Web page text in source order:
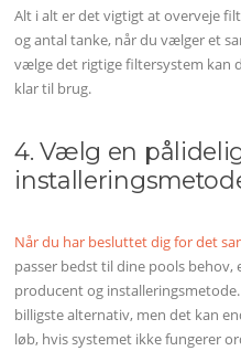
Alt i alt er det vigtigt at overveje
og antal tanke, når du vælger et
vælge det rigtige filtersystem kan
klar til brug.
4. Vælg en
Når du har besluttet dig for det
passer bedst til dine pools
producent og
billigste alternativ, men det kan
løb, hvis systemet ikke fungerer